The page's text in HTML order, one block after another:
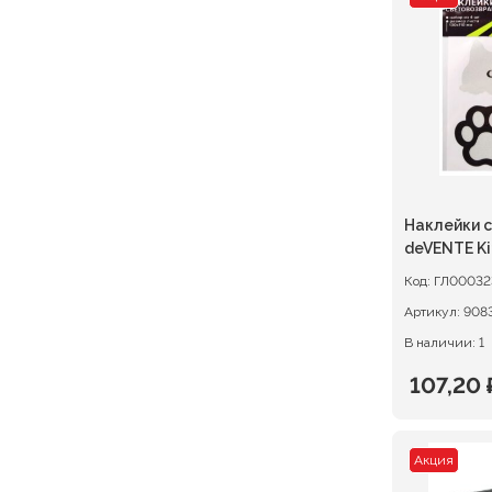
140,00
Наклейки
deVENTE
Код:
Артикул:
В наличии: 1
107,20
Текущая
107,20 ₽.
Акция